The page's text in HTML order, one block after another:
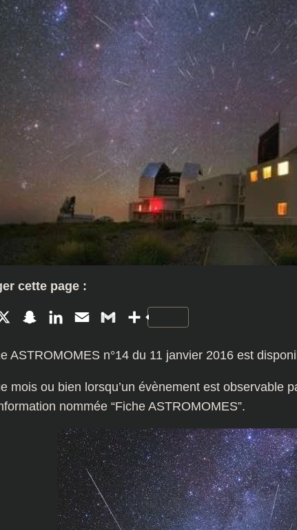
cette page :
SnapchatLinkedInEmail GmailPartager
ASTROMOMES n°14 du 11 janvier 2016 est
mois ou bien lorsqu’un évènement est observable
nommée “Fiche ASTROMOMES”.